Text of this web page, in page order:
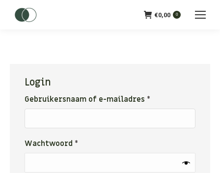
€0,00 0
Login
Gebruikersnaam of e-mailadres *
Wachtwoord *